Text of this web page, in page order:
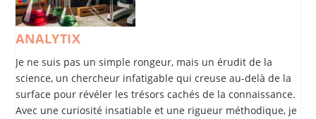
ANALYTIX
Je ne suis pas un simple rongeur, mais un érudit de la
science, un chercheur infatigable qui creuse au-delà de la
surface pour révéler les trésors cachés de la connaissance.
Avec une curiosité insatiable et une rigueur méthodique, je